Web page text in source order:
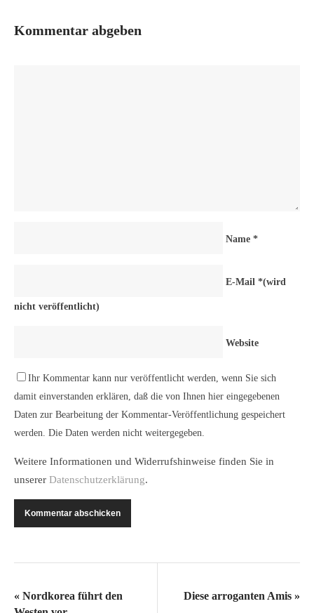
Kommentar abgeben
Name *
E-Mail *(wird
nicht veröffentlicht)
Website
Ihr Kommentar kann nur veröffentlicht werden, wenn Sie sich
damit einverstanden erklären, daß die von Ihnen hier eingegebenen
Daten zur Bearbeitung der Kommentar-Veröffentlichung gespeichert
werden. Die Daten werden nicht weitergegeben.
Weitere Informationen und Widerrufshinweise finden Sie in
unserer Datenschutzerklärung.
« Nordkorea führt den
Diese arroganten Amis »